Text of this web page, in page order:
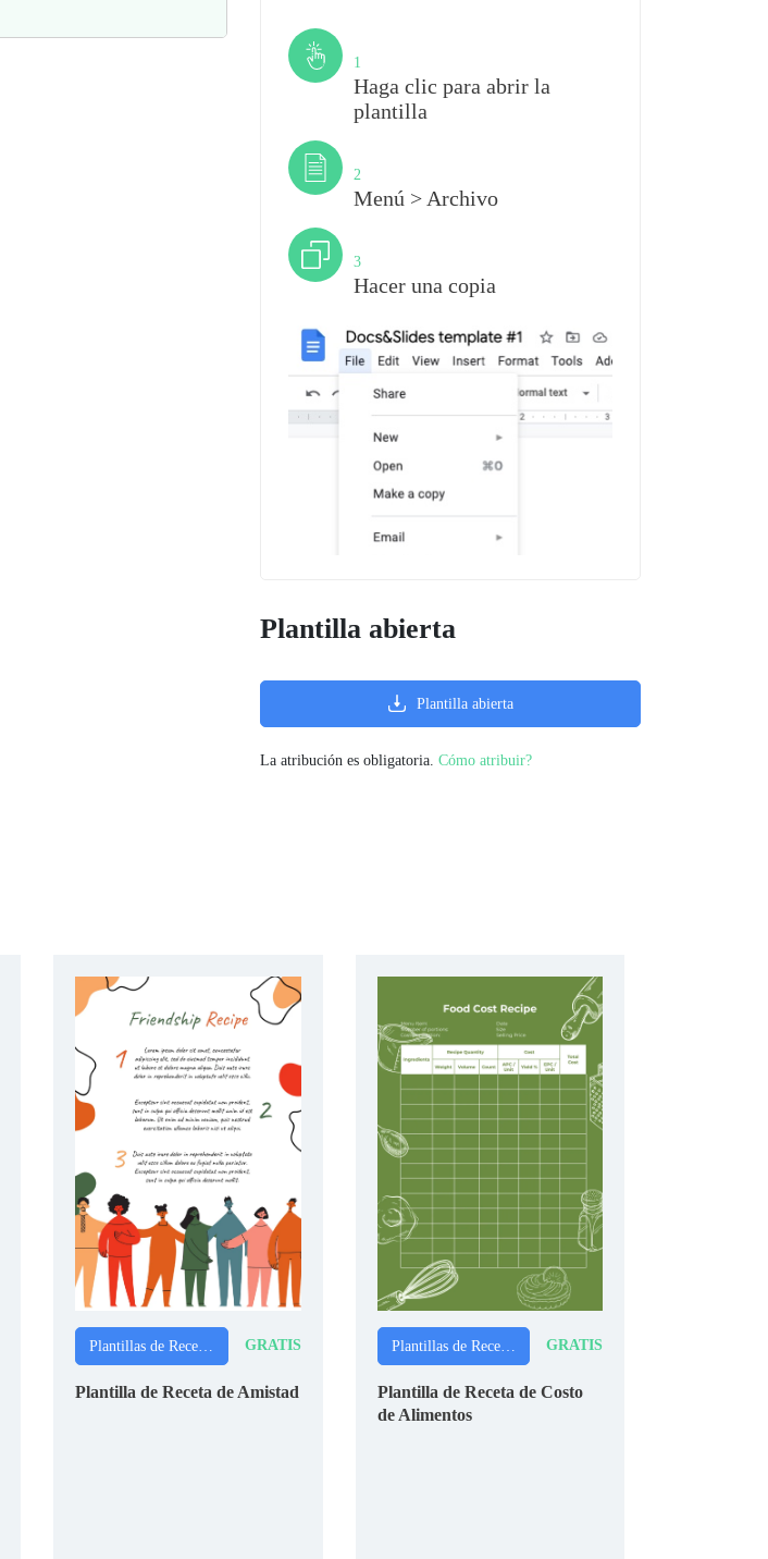
1
Haga clic para abrir la
plantilla
2
Menú > Archivo
3
Hacer una copia
Plantilla abierta
Plantilla abierta
La atribución es obligatoria. Cómo atribuir?
GRATIS
Plantilla de Receta de Amistad
Plantillas de Recetas GRATIS
Plantilla de Receta de Costo
de Alimentos